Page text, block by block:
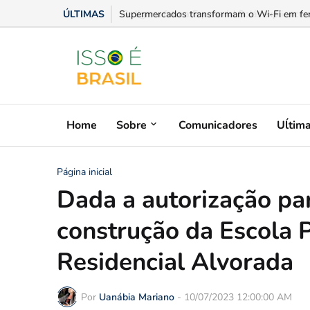
ÚLTIMAS Se liga na fatura: Equatorial Goiás explica
Home Sobre Comunicadores
Página inicial
Dada a autorização
construção da Escola
Residencial Alvorada
Por Uanábia Mariano - 10/07/2023 12:00:00 AM